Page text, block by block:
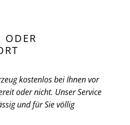
ODER
kostenlos bei Ihnen vor
oder nicht. Unser Service
und für Sie völlig